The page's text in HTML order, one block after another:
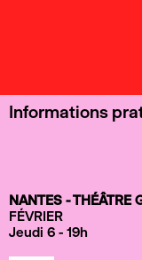
Informations
NANTES - THÉÂTRE
FÉVRIER
Jeudi 6 - 19h